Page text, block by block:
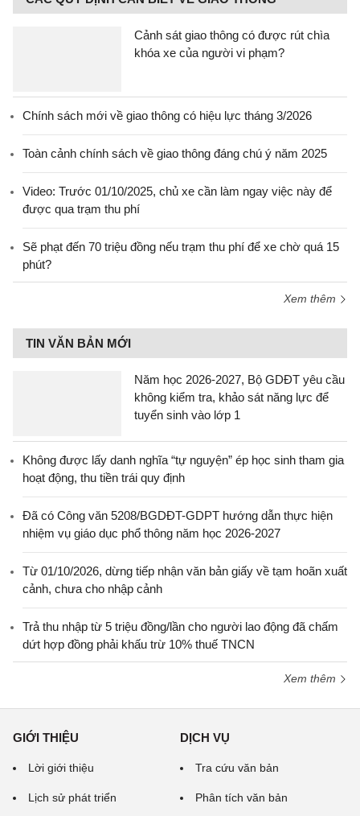
Cảnh sát giao thông có được rút chìa
khóa xe của người vi phạm?
Chính sách mới về giao thông có hiệu lực tháng 3/2026
Toàn cảnh chính sách về giao thông đáng chú ý năm 2025
Video: Trước 01/10/2025, chủ xe cần làm ngay việc này để
được qua trạm thu phí
Sẽ phạt đến 70 triệu đồng nếu trạm thu phí để xe chờ quá 15
phút?
Xem thêm
TIN VĂN BẢN MỚI
Năm học 2026-2027, Bộ GDĐT yêu cầu
không kiểm tra, khảo sát năng lực để
tuyển sinh vào lớp 1
Không được lấy danh nghĩa “tự nguyện” ép học sinh tham gia
hoạt động, thu tiền trái quy định
Đã có Công văn 5208/BGDĐT-GDPT hướng dẫn thực hiện
nhiệm vụ giáo dục phổ thông năm học 2026-2027
Từ 01/10/2026, dừng tiếp nhận văn bản giấy về tạm hoãn xuất
cảnh, chưa cho nhập cảnh
Trả thu nhập từ 5 triệu đồng/lần cho người lao động đã chấm
dứt hợp đồng phải khấu trừ 10% thuế TNCN
Xem thêm
GIỚI THIỆU
Lời giới thiệu
Lịch sử phát triển
DỊCH VỤ
Tra cứu văn bản
Phân tích văn bản